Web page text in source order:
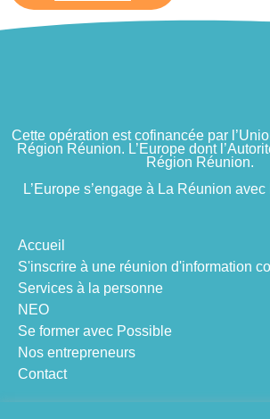
Cette opération est cofinancée par
Région Réunion. L’Europe dont
Région Réunion.
L’Europe s’engage à La Réunion
Accueil
S'inscrire à une réunion d'information
Services à la personne
NEO
Se former avec Possible
Nos entrepreneurs
Contact